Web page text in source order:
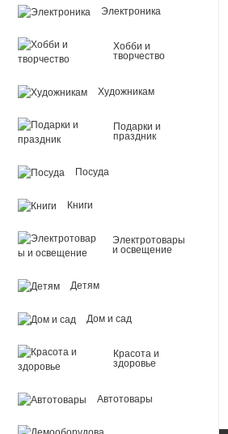
Электроника
Хобби и
творчество
Художникам
Подарки и
праздник
Посуда
Книги
Электротовары
и освещение
Детям
Дом и сад
Красота и
здоровье
Автотовары